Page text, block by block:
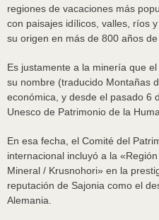
regiones de vacaciones más
con paisajes idílicos, valles, ríos
su origen en más de 800 años de
Es justamente a la minería que
su nombre (traducido Montañas
económica, y desde el pasado 6
Unesco de Patrimonio de la
En esa fecha, el Comité del
internacional incluyó a la
Mineral / Krusnohori» en la
reputación de Sajonia como el
Alemania.